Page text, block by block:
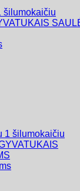
šilumokaičiu
1 šilumokaičiu